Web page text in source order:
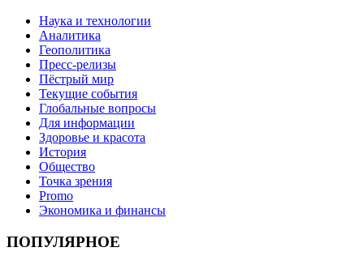
Наука и технологии
Аналитика
Геополитика
Пресс-релизы
Пёстрый мир
Текущие события
Глобальные вопросы
Для информации
Здоровье и красота
История
Общество
Точка зрения
Promo
Экономика и финансы
ПОПУЛЯРНОЕ